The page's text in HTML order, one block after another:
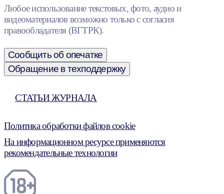
Любое использование текстовых, фото, аудио и
видеоматериалов возможно только с согласия
правообладателя (ВГТРК).
Сообщить об опечатке
Обращение в техподдержку
СТАТЬИ ЖУРНАЛА
Политика обработки файлов cookie
На информационном ресурсе применяются
рекомендательные технологии